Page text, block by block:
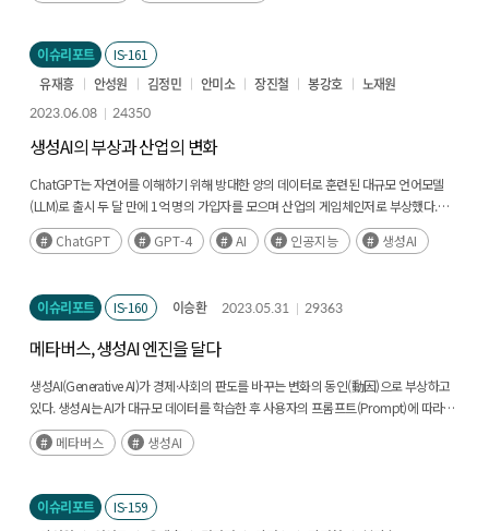
이슈리포트 IS-161
유재흥 안성원 김정민 안미소 장진철 봉강호
노재원
2023.06.08
24350
생성AI의 부상과 산업의 변화
ChatGPT는 자연어를 이해하기 위해 방대한 양의 데이터로 훈련된 대규모 언어모델
(LLM)로 출시 두 달 만에 1억 명의 가입자를 모으며 산업의 게임체인저로 부상했다.
ChatGPT로 대표되는 언어모델을 포함한 다양한 생성 AI 모델은 높은 수준의 성능을
보여주며 검색 시장을 비롯해 다양한 산업에 영향을 미치고 있으며 크게 세 가지
ChatGPT GPT-4 AI 인공지능 생성AI
이슈리포트 IS-160 이승환 2023.05.31 29363
메타버스, 생성AI 엔진을 달다
생성AI(Generative AI)가 경제·사회의 판도를 바꾸는 변화의 동인(動因)으로 부상하고
있다. 생성AI는 AI가 대규모 데이터를 학습한 후 사용자의 프롬프트(Prompt)에 따라
텍스트, 이미지, 영상, 음악 등 다양한 디지털 재화를 생성하는 기술로 빠르게 시장을
형성 중이다. AI는 메타버스 구현에 핵심 역할을 하는바, 본 고에서는 최근 주목받는
(후략)
메타버스 생성AI
이슈리포트 IS-159